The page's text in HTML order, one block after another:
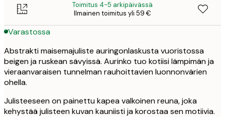
Toimitus 4-5 arkipäivässä
Ilmainen toimitus yli 59 €
Varastossa
Abstrakti maisemajuliste auringonlaskusta vuoristossa
beigen ja ruskean sävyissä. Aurinko tuo kotiisi lämpimän ja
vieraanvaraisen tunnelman rauhoittavien luonnonvärien
ohella.
Julisteeseen on painettu kapea valkoinen reuna, joka
kehystää julisteen kuvan kauniisti ja korostaa sen motiivia.